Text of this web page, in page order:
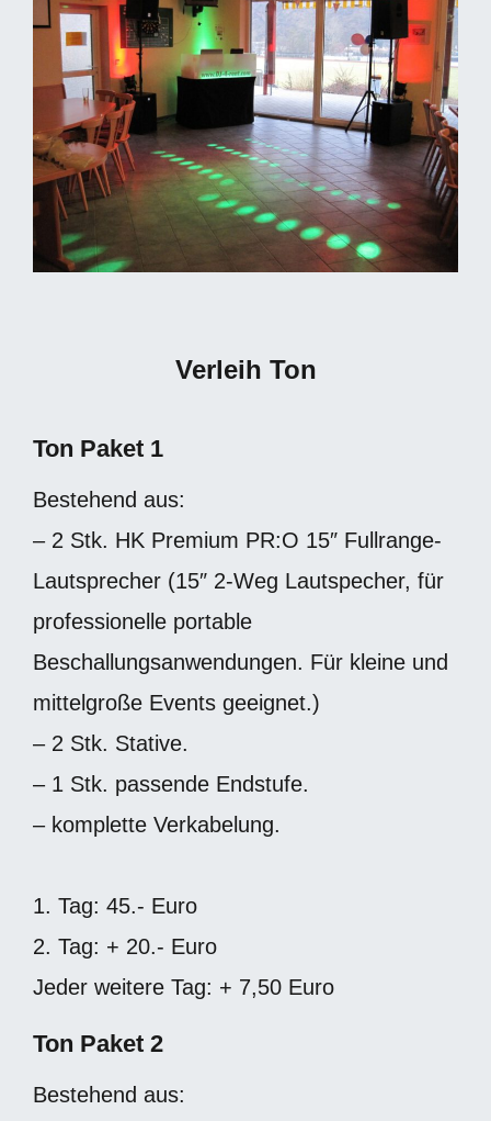
Verleih Ton
Ton Paket 1
Bestehend aus:
– 2 Stk. HK Premium PR:O 15″ Fullrange-
Lautsprecher (15″ 2-Weg Lautspecher, für
professionelle portable
Beschallungsanwendungen. Für kleine und
mittelgroße Events geeignet.)
– 2 Stk. Stative.
– 1 Stk. passende Endstufe.
– komplette Verkabelung.
1. Tag: 45.- Euro
2. Tag: + 20.- Euro
Jeder weitere Tag: + 7,50 Euro
Ton Paket 2
Bestehend aus: